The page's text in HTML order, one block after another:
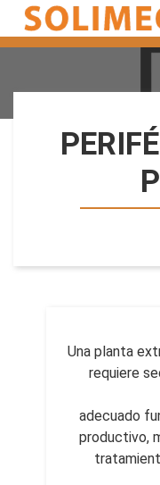
Una planta
requiere
adecuado
productivo,